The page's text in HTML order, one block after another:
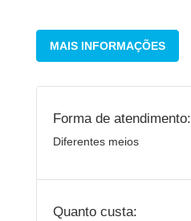
MAIS INFORMAÇÕES
Forma de atendimento:
Diferentes meios
Quanto custa: